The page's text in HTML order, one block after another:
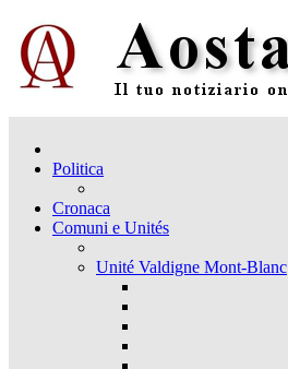
Politica
Cronaca
Comuni e Unités
Unité Valdigne Mont-Blanc